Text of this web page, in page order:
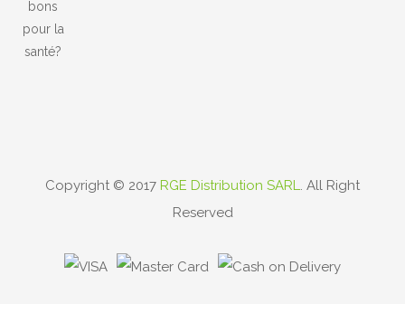
Copyright © 2017 RGE Distribution SARL. All Right
Reserved